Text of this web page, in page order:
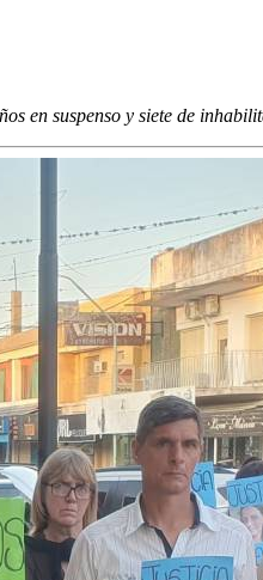
en suspenso y siete de